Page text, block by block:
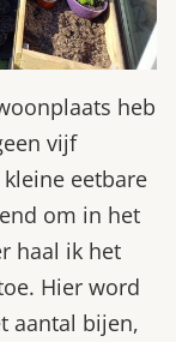
heb
vijf
eetbare
om in het
haal ik het
Hier word
aantal bijen,